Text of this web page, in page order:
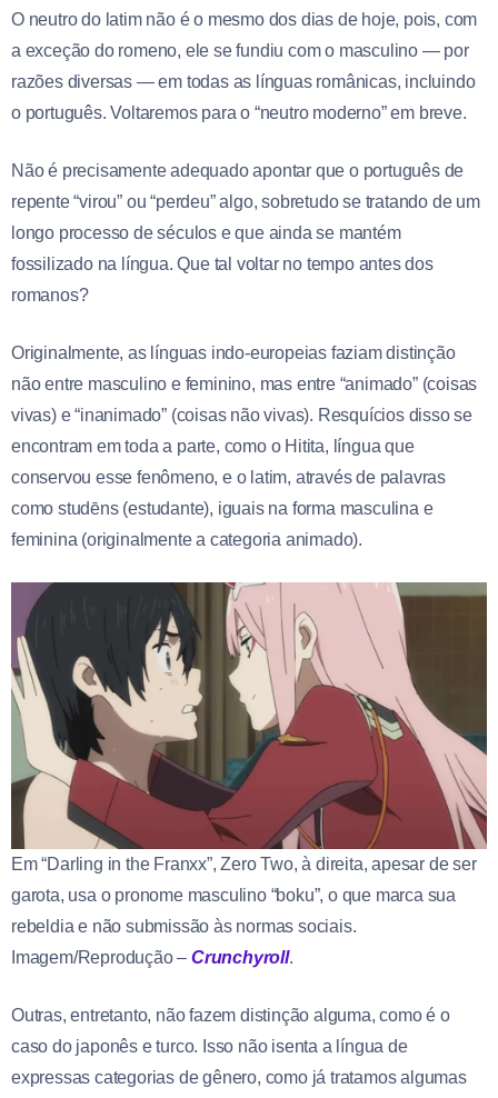
O neutro do latim não é o mesmo dos dias de hoje, pois, com
a exceção do romeno, ele se fundiu com o masculino — por
razões diversas — em todas as línguas românicas, incluindo
o português. Voltaremos para o “neutro moderno” em breve.
Não é precisamente adequado apontar que o português de
repente “virou” ou “perdeu” algo, sobretudo se tratando de um
longo processo de séculos e que ainda se mantém
fossilizado na língua. Que tal voltar no tempo antes dos
romanos?
Originalmente, as línguas indo-europeias faziam distinção
não entre masculino e feminino, mas entre “animado” (coisas
vivas) e “inanimado” (coisas não vivas). Resquícios disso se
encontram em toda a parte, como o Hitita, língua que
conservou esse fenômeno, e o latim, através de palavras
como studēns (estudante), iguais na forma masculina e
feminina (originalmente a categoria animado).
Em “Darling in the Franxx”, Zero Two, à direita, apesar de ser
garota, usa o pronome masculino “boku”, o que marca sua
rebeldia e não submissão às normas sociais.
Imagem/Reprodução –Crunchyroll.
Outras, entretanto, não fazem distinção alguma, como é o
caso do japonês e turco. Isso não isenta a língua de
expressas categorias de gênero, como já tratamos algumas